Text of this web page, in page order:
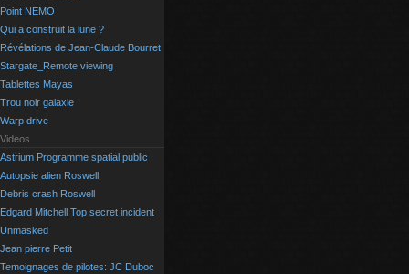
Point NEMO
Qui a construit la lune ?
Révélations de Jean-Claude Bourret
Stargate_Remote viewing
Tablettes Mayas
Trou noir galaxie
Warp drive
Videos
Astrium Programme spatial public
Autopsie alien Roswell
Debris crash Roswell
Edgard Mitchell Top secret incident
Unmasked
Jean pierre Petit
Temoignages de pilotes: JC Duboc